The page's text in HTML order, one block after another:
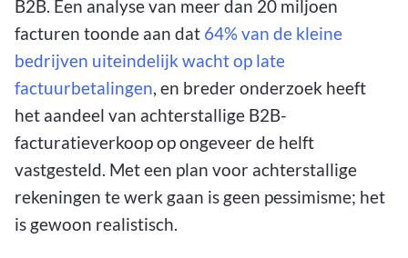
B2B. Een analyse van meer dan 20 miljoen
facturen toonde aan dat 64% van de kleine
bedrijven uiteindelijk wacht op late
factuurbetalingen, en breder onderzoek heeft
het aandeel van achterstallige B2B-
facturatieverkoop op ongeveer de helft
vastgesteld. Met een plan voor achterstallige
rekeningen te werk gaan is geen pessimisme; het
is gewoon realistisch.